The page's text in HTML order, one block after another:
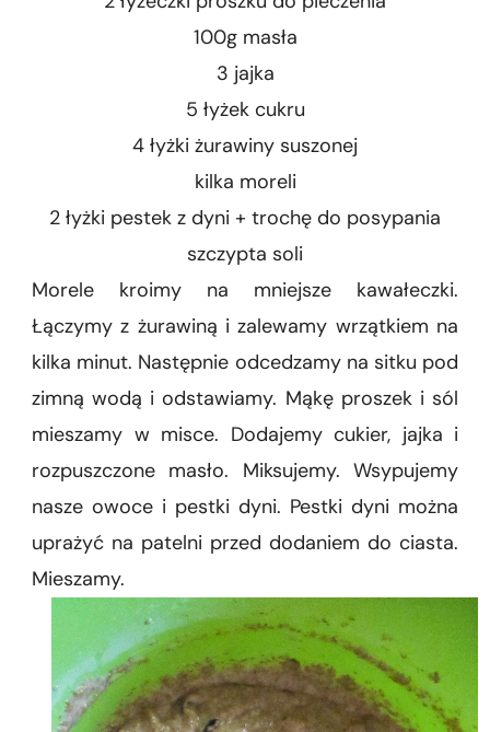
100g masła
3 jajka
5 łyżek cukru
4 łyżki żurawiny suszonej
kilka moreli
2 łyżki pestek z dyni + trochę do posypania
szczypta soli
Morele kroimy na mniejsze kawałeczki.
Łączymy z żurawiną i zalewamy wrzątkiem na
kilka minut. Następnie odcedzamy na sitku pod
zimną wodą i odstawiamy. Mąkę proszek i sól
mieszamy w misce. Dodajemy cukier, jajka i
rozpuszczone masło. Miksujemy. Wsypujemy
nasze owoce i pestki dyni. Pestki dyni można
uprażyć na patelni przed dodaniem do ciasta.
Mieszamy.